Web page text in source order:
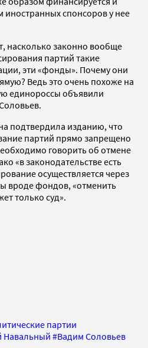
иностранных спонсоров у нее
насколько законно вообще
партий такие
эти «фонды». Почему они
Ведь это очень похоже на
единороссы объявили
подтвердила изданию, что
партий прямо запрещено
говорить об отмене
«в законодательстве есть
осуществляется через
вроде фондов, «отменить
только суд».
партии
Навальный #Вадим Соловьев